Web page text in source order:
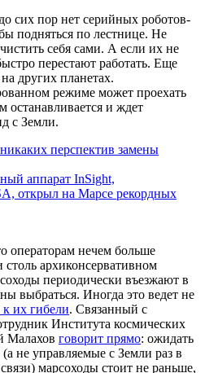
сих пор нет серийных роботов-
подняться по лестнице. Не
себя сами. А если их не
перестают работать. Еще
других планетах.
режиме может проехать
останавливается и ждет
с Земли.
перспектив замены
аппарат InSight,
открыл на Марсе рекордных
операторам нечем больше
столь архиконсервативном
периодически въезжают в
выбраться. Иногда это ведет не
к их гибели. Связанный с
Института космических
Малахов говорит прямо: ожидать
не управляемые с Земли раз в
марсоходы стоит не раньше,